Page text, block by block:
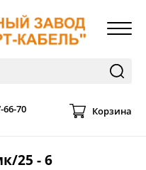
66-70 Корзина
25 - 6